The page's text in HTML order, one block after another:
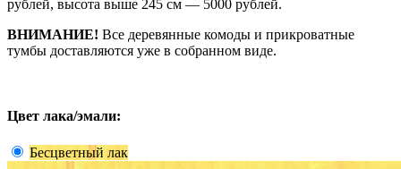
рублей, высота выше 245 см — 5000 рублей.
ВНИМАНИЕ! Все деревянные комоды и прикроватные
тумбы доставляются уже в собранном виде.
Цвет лака/эмали:
Бесцветный лак